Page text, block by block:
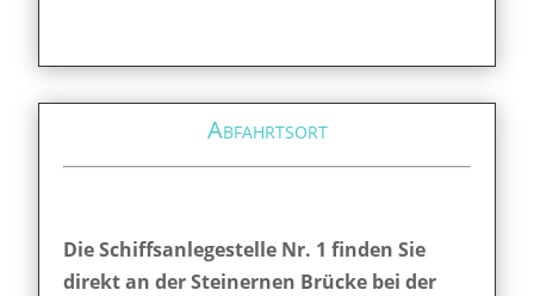
Abfahrtsort
Die Schiffsanlegestelle Nr. 1 finden Sie
direkt an der Steinernen Brücke bei der